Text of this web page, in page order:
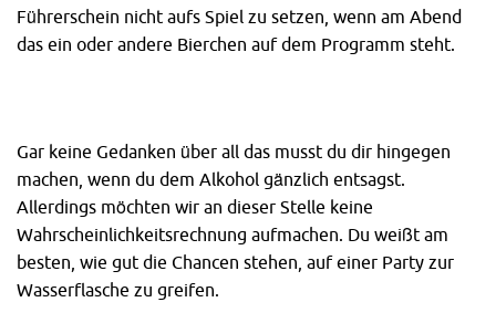
Führerschein nicht aufs Spiel zu setzen, wenn am Abend
das ein oder andere Bierchen auf dem Programm steht.
Gar keine Gedanken über all das musst du dir hingegen
machen, wenn du dem Alkohol gänzlich entsagst.
Allerdings möchten wir an dieser Stelle keine
Wahrscheinlichkeitsrechnung aufmachen. Du weißt am
besten, wie gut die Chancen stehen, auf einer Party zur
Wasserflasche zu greifen.